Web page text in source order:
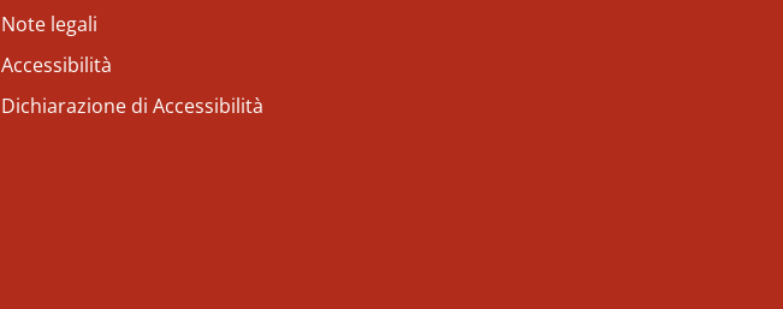
Note legali
Accessibilità
Dichiarazione di Accessibilità